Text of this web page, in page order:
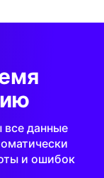
данные
и ошибок